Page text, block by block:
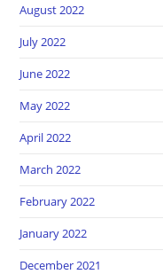
August 2022
July 2022
June 2022
May 2022
April 2022
March 2022
February 2022
January 2022
December 2021